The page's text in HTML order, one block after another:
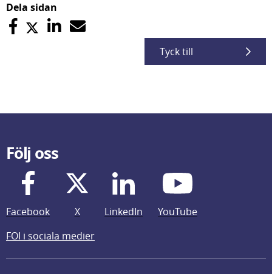
Dela sidan
Tyck till
Följ oss
Facebook X LinkedIn
YouTube
FOI i sociala medier